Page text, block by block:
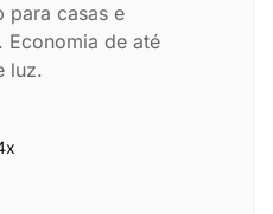
para casas e
Economia de até
luz.